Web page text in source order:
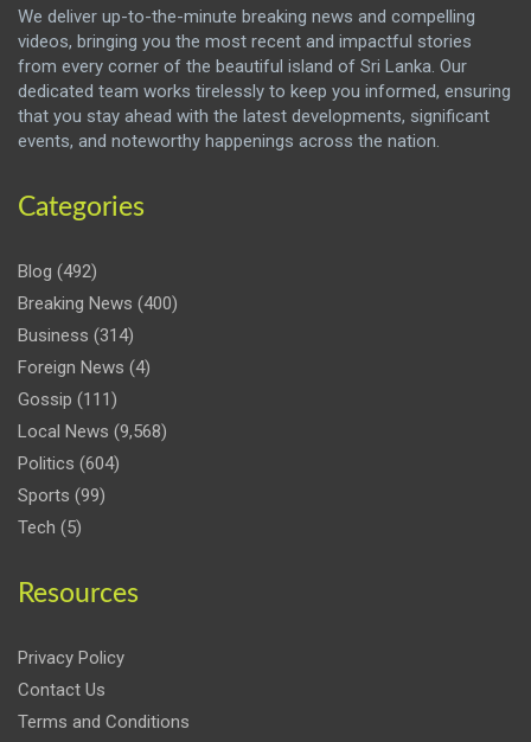
We deliver up-to-the-minute breaking news and compelling
videos, bringing you the most recent and impactful stories
from every corner of the beautiful island of Sri Lanka. Our
dedicated team works tirelessly to keep you informed, ensuring
that you stay ahead with the latest developments, significant
events, and noteworthy happenings across the nation.
Categories
Blog (492)
Breaking News (400)
Business (314)
Foreign News (4)
Gossip (111)
Local News (9,568)
Politics (604)
Sports (99)
Tech (5)
Resources
Privacy Policy
Contact Us
Terms and Conditions